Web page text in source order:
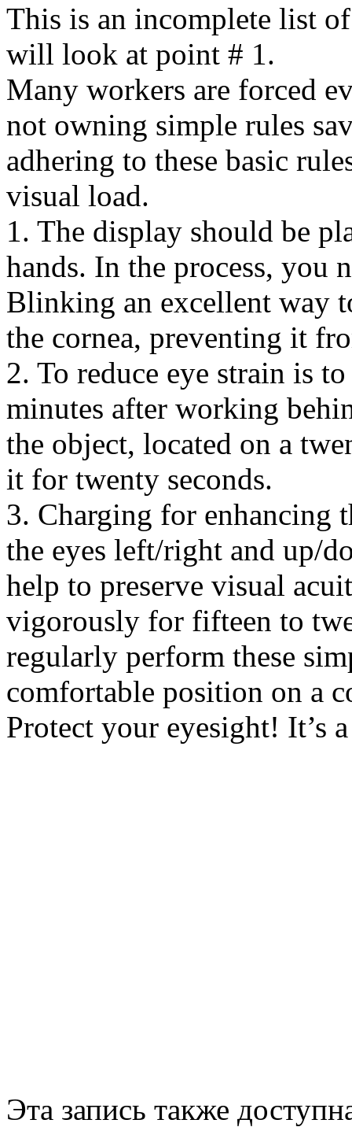
This is an incomplete list
will look at point # 1.
Many workers are forced
not owning simple rules
adhering to these basic
visual load.
1. The display should be
hands. In the process, you
Blinking an excellent way
the cornea, preventing it
2. To reduce eye strain is
minutes after working
the object, located on a
it for twenty seconds.
3. Charging for enhancing
the eyes left/right and up/
help to preserve visual
vigorously for fifteen to
regularly perform these
comfortable position on a
Protect your eyesight! It’s
Эта запись также